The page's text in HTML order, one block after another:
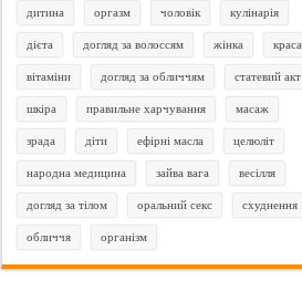
дитина оргазм чоловік кулінарія
дієта догляд за волоссям жінка краса
вітаміни догляд за обличчям статевий акт
шкіра правильне харчування масаж
зрада діти ефірні масла целюліт
народна медицина зайва вага весілля
догляд за тілом оральний секс схуднення
обличчя організм